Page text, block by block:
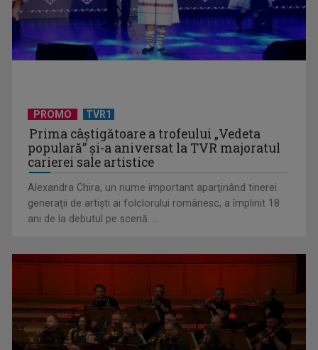
De peste 160 de ani în slujba culturii românești. Povestea
„Societății” din ...
PROMO TVR1
Prima câştigătoare a trofeului „Vedeta
populară” şi-a aniversat la TVR majoratul
carierei sale artistice
Alexandra Chira, un nume important aparţinând tinerei
generaţii de artişti ai folclorului românesc, a împlinit 18
ani de la debutul pe scenă. ...